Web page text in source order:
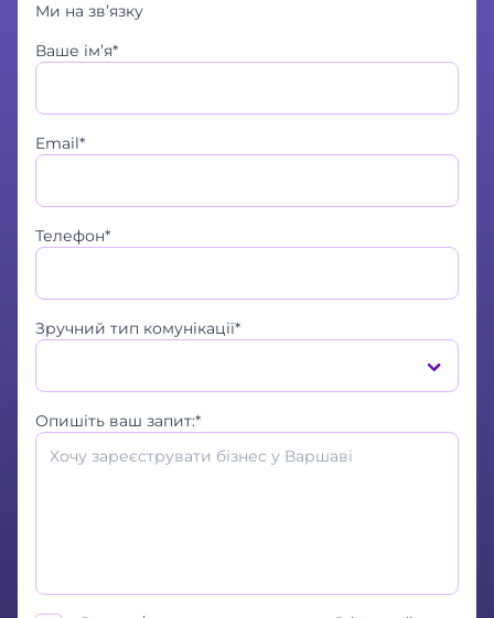
Ми на зв’язку
Ваше ім’я*
Email*
Телефон*
Зручний тип комунікації*
Опишіть ваш запит:*